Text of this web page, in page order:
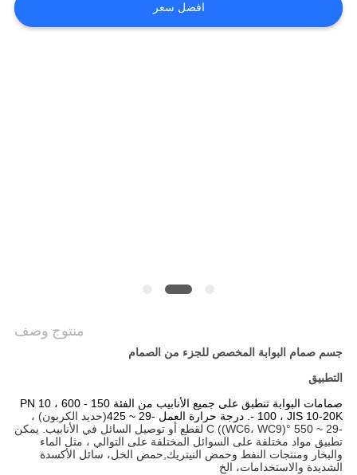
خريطة
افضل سعر
منتوج وصف
جسم صمام البوابة المخصص للجزء من الصمام
التطبيق
صمامات البوابة تنطبق على جميع الأنابيب من الفئة 150 - 600 ، PN 10
- 100 ، JIS 10-20K. درجة حرارة العمل -29 ~ 425
(حديد الكربون) ،
-29 ~ 550 °C ((WC6، WC9) لقطع أو توصيل السائل في الأنابيب. يمكن
تطبيق مواد مختلفة على السوائل المختلفة على التوالي ، مثل الماء
والبخار ومنتجات النفط وحمض النيتريك,حمض الخل، سائل الأكسدة
الشديدة والاستخدامات، الخ